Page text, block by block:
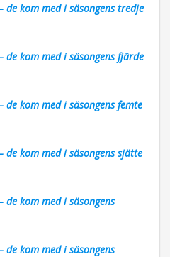
de kom med i säsongens tredje
de kom med i säsongens fjärde
de kom med i säsongens femte
de kom med i säsongens sjätte
de kom med i säsongens
de kom med i säsongens